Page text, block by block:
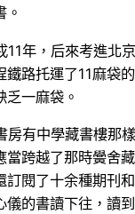
。
11年，后來考進北
鐵路托運了11麻袋
一麻袋。
房有中學藏書樓那
當跨越了那時黌舍
訂閱了十余種期刊
儀的書讀下往，讀